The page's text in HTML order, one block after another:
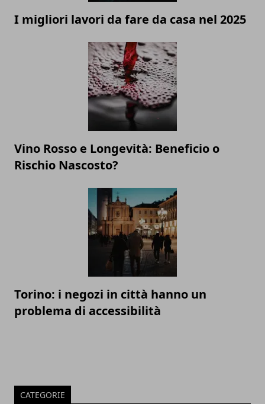
I migliori lavori da fare da casa nel 2025
Vino Rosso e Longevità: Beneficio o
Rischio Nascosto?
Torino: i negozi in città hanno un
problema di accessibilità
CATEGORIE